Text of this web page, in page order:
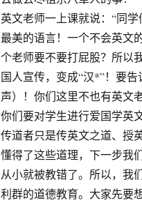
英文老师一上课就说：“同
最美的语言！一个不会英文
个老师要不要打屁股？所以
国人宣传，变成“汉*”！要
声）！你们这里不也有英文
你们要对学生进行爱国学英
传道者只是传英文之道、授
懂得了这些道理，下一步我
从小就被教错了。所以，我
利群的道德教育。大家先要